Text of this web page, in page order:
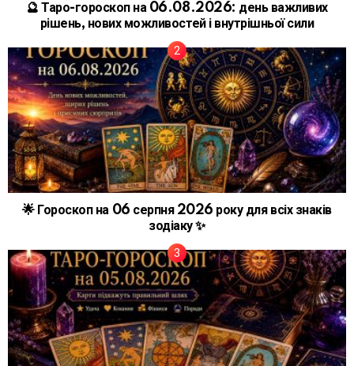
🔮 Таро-гороскоп на 06.08.2026: день важливих
рішень, нових можливостей і внутрішньої сили
🌟 Гороскоп на 06 серпня 2026 року для всіх знаків
зодіаку ✨